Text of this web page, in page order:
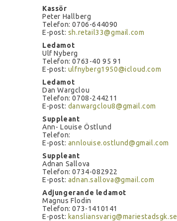
Kassör
Peter Hallberg
Telefon: 0706-644090
E-post: sh.retail33@gmail.com
Ledamot
Ulf Nyberg
Telefon: 0763-40 95 91
E-post: ulfnyberg1950@icloud.com
Ledamot
Dan Wargclou
Telefon: 0708-244211
E-post: danwargclou8@gmail.com
Suppleant
Ann- Louise Östlund
Telefon:
E-post: annlouise.ostlund@gmail.com
Suppleant
Adnan Sallova
Telefon: 0734-082922
E-post: adnan.sallova@gmail.com
Adjungerande ledamot
Magnus Flodin
Telefon: 073-1410141
E-post: kansliansvarig@mariestadsgk.se